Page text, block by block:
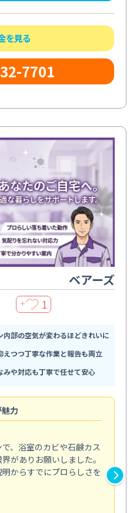
を見る
7701
ベアーズ
＋ 1
内部の空気が変わるほどきれいに
えつつ丁寧な作業と報告も両立
みや対応も丁寧で任せて安心
力
、浴室のカビや石鹸カス
がありお願いしました。
からすでにプロらしさを